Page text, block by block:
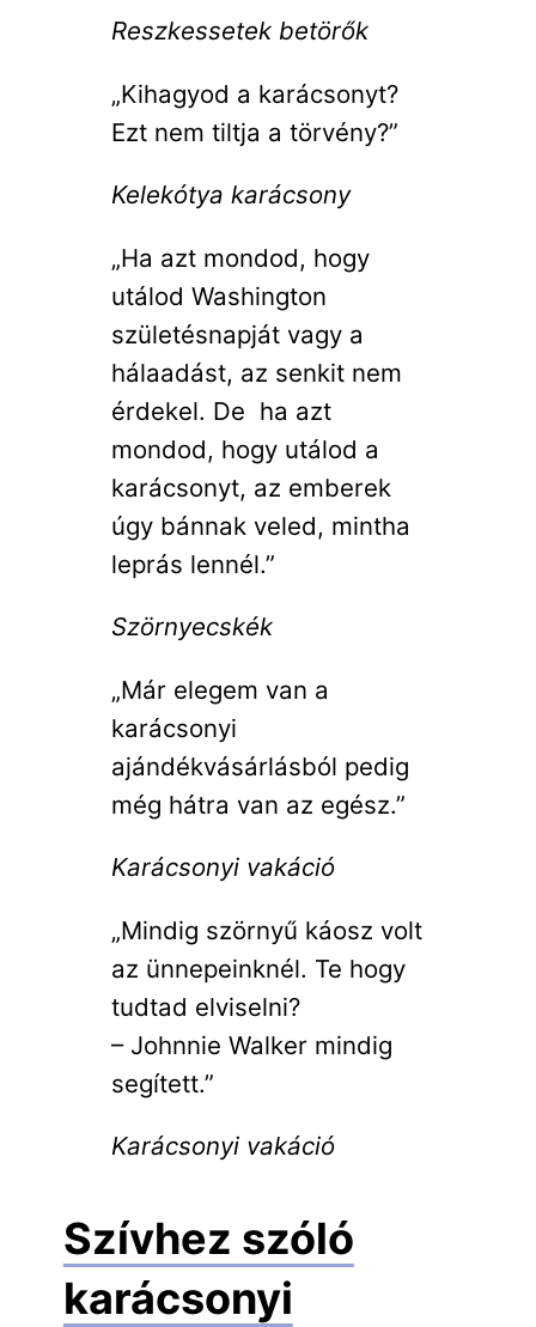
Reszkessetek betörők
„Kihagyod a karácsonyt?
Ezt nem tiltja a törvény?”
Kelekótya karácsony
„Ha azt mondod, hogy
utálod Washington
születésnapját vagy a
hálaadást, az senkit nem
érdekel. De ha azt
mondod, hogy utálod a
karácsonyt, az emberek
úgy bánnak veled, mintha
leprás lennél.”
Szörnyecskék
„Már elegem van a
karácsonyi
ajándékvásárlásból pedig
még hátra van az egész.”
Karácsonyi vakáció
„Mindig szörnyű káosz volt
az ünnepeinknél. Te hogy
tudtad elviselni?
– Johnnie Walker mindig
segített.”
Karácsonyi vakáció
Szívhez szóló
karácsonyi